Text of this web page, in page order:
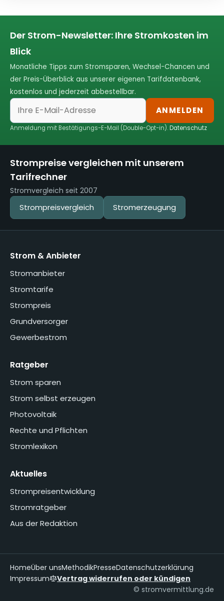
Der Strom-Newsletter: Ihre Stromkosten im
Blick
Monatliche Tipps zum Stromsparen, Wechsel-Chancen und
der Preis-Überblick aus unserer eigenen Tarifdatenbank,
kostenlos und jederzeit abbestellbar.
ANMELDEN
Anmeldung mit Bestätigungs-E-Mail (Double-Opt-in).Datenschutz
Strompreise vergleichen mit unserem
Tarifrechner
Stromvergleich seit 2007
Strompreisvergleich Stromerzeugung
Strom & Anbieter
Stromanbieter
Stromtarife
Strompreis
Grundversorger
Gewerbestrom
Ratgeber
Strom sparen
Strom selbst erzeugen
Photovoltaik
Rechte und Pflichten
Stromlexikon
Aktuelles
Strompreisentwicklung
Stromratgeber
Aus der Redaktion
HomeÜber unsMethodikPresseDatenschutzerklärung
Impressum
Vertrag widerrufen oder kündigen
© stromvermittlung.de